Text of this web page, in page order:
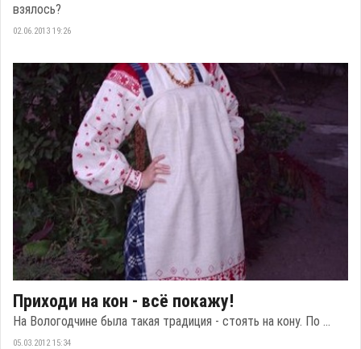
взялось?
02.06.2013 19:26
Приходи на кон - всё покажу!
На Вологодчине была такая традиция - стоять на кону. По ...
05.03.2012 15:34